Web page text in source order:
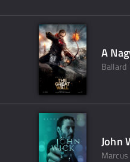
A
Ballard
John
Marcus